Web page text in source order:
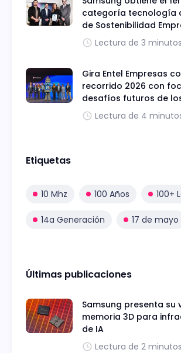
categoría tecnología
de Sostenibilidad
Lectura de 3 minutos
Gira Entel Empresas
recorrido 2026 con
desafíos futuros de
Lectura de 4
Etiquetas
10 Mhz 100 Años 100+
14a Generación 17 de mayo
Últimas publicaciones
Samsung presenta su
memoria 3D para
de IA
Lectura de 2 minutos